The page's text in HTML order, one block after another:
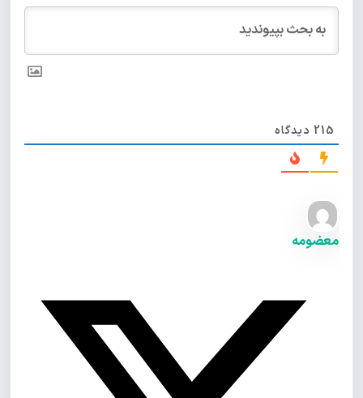
215 دیدگاه
معضومه